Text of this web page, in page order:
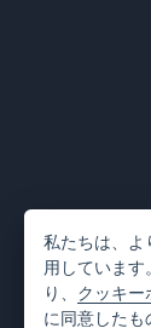
私たちは、よ
用していま
り、 クッキー
に同意したも